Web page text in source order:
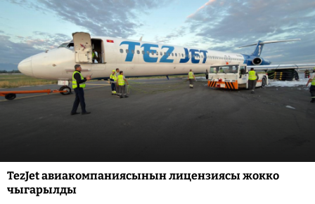
TezJet авиакомпаниясынын лицензиясы жокко
чыгарылды